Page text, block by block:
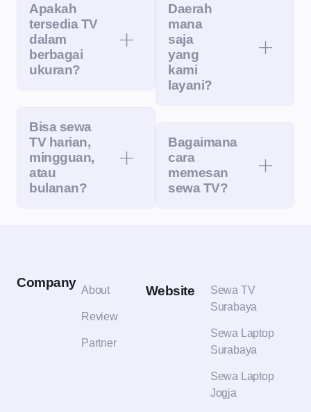
Apakah
tersedia TV
dalam
berbagai
ukuran?
Bisa sewa
TV harian,
mingguan,
atau
bulanan?
Daerah
mana
saja
yang
kami
layani?
Bagaimana
cara
memesan
sewa TV?
Company
About
Review
Partner
Website
Sewa TV
Surabaya
Sewa Laptop
Surabaya
Sewa Laptop
Jogja